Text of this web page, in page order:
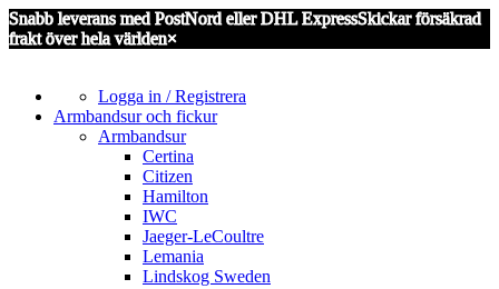
Snabb leverans med PostNord eller DHL ExpressSkickar försäkrad
frakt över hela världen×
Logga in / Registrera
Armbandsur och fickur
Armbandsur
Certina
Citizen
Hamilton
IWC
Jaeger-LeCoultre
Lemania
Lindskog Sweden